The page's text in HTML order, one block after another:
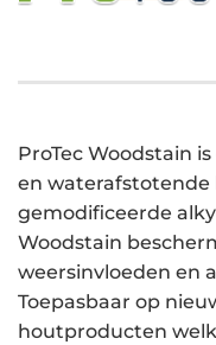
ProTec Woodstain
en waterafstotende
gemodificeerde
Woodstain
weersinvloeden en
Toepasbaar op
houtproducten